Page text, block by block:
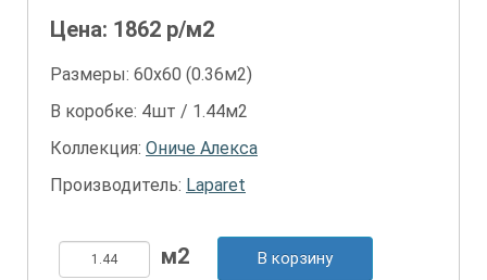
Цена: 1862 р/м2
Размеры: 60х60 (0.36м2)
В коробке: 4шт / 1.44м2
Коллекция: Ониче Алекса
Производитель: Laparet
В корзину